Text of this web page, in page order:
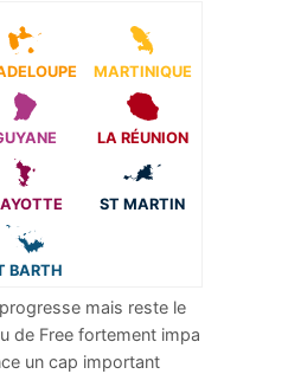
MARTINIQUE
LA RÉUNION
ST MARTIN
BARTH
mais reste le
...
de Free fortement impa
un cap important